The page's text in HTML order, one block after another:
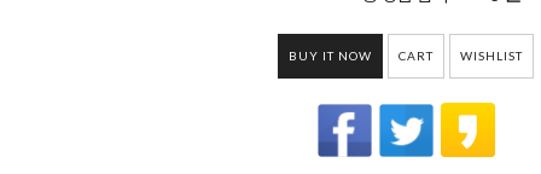
BUY IT NOW CART WISHLIST